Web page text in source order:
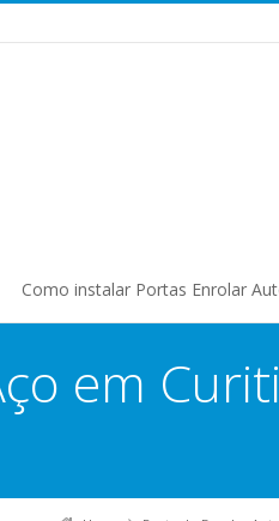
Como instalar Portas Enrolar
em